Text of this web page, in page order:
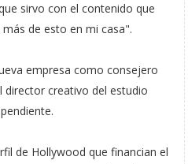
sirvo con el contenido que
de esto en mi casa".
empresa como consejero
director creativo del estudio
de Hollywood que financian el